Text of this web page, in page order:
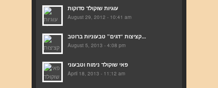
עוגיות שוקולד סדוקות
August 29, 2012 - 10:41 am
קציצות “דגים” טבעוניות ברוטב...
August 5, 2013 - 4:08 pm
פאי שוקולד נימוח וטבעוני
April 18, 2013 - 11:12 am